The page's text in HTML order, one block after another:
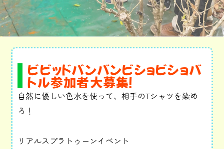
ビビッドバンバンビショビショバ
トル参加者大募集！
自然に優しい色水を使って、相手のTシャツを染め
ろ！
リアルスプラトゥーンイベント